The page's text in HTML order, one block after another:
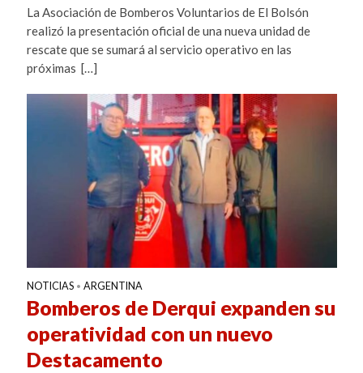
La Asociación de Bomberos Voluntarios de El Bolsón
realizó la presentación oficial de una nueva unidad de
rescate que se sumará al servicio operativo en las
próximas […]
NOTICIAS • ARGENTINA
Bomberos de Derqui expanden su
operatividad con un nuevo
Destacamento